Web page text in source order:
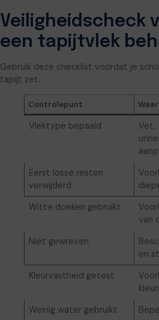
Veiligheidscheck
een tapijtvlek
Gebruik deze checklist voordat je
tapijt zet.
Controlepunt
Vlektype bepaald
Vet,
Eerst losse resten
verwijderd
Witte doeken gebruikt
van
Niet gewreven
en
Kleurvastheid getest
Weinig water gebruikt